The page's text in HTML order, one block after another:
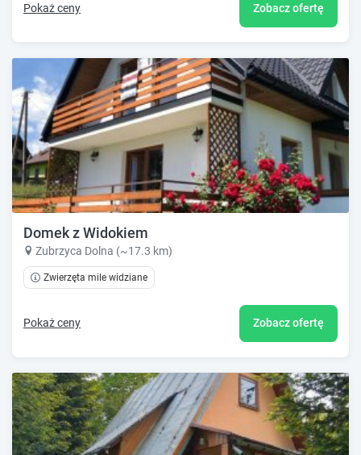
Pokaż ceny Zobacz ofertę
Domek z Widokiem
Zubrzyca Dolna (~17.3 km)
Zwierzęta mile widziane
Pokaż ceny Zobacz ofertę